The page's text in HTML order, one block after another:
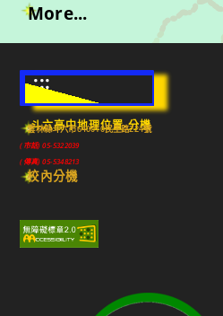
More...
:::
斗六高中地理位置-分機
雲林縣斗六市640010民生路224號
(市話) 05-5322039
(傳真) 05-5348213
校內分機